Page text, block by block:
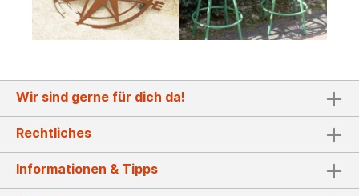
Wir sind gerne für dich da!
Rechtliches
Informationen & Tipps